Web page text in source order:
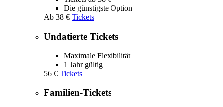
Die günstigste Option
Ab 38 € Tickets
Undatierte Tickets
Maximale Flexibilität
1 Jahr gültig
56 € Tickets
Familien-Tickets